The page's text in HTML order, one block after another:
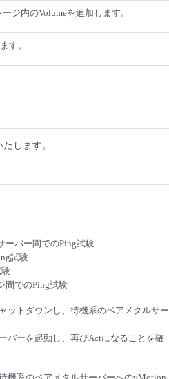
ジ内のVolumeを追加します。
す。
します。
ーバー間でのPing試験
試験
間でのPing試験
ットダウンし、待機系のベアメタルサー
バーを起動し、再びActになることを確